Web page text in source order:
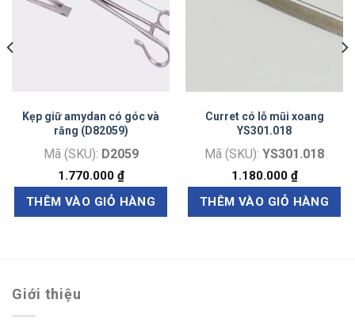
Kẹp giữ amydan có góc và
răng (D82059)
Mã (SKU): D2059
1.770.000 ₫
THÊM VÀO GIỎ HÀNG
Curret có lỗ mũi xoang
YS301.018
Mã (SKU): YS301.018
1.180.000 ₫
THÊM VÀO GIỎ HÀNG
Giới thiệu